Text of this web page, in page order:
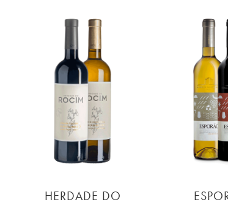
HERDADE DO